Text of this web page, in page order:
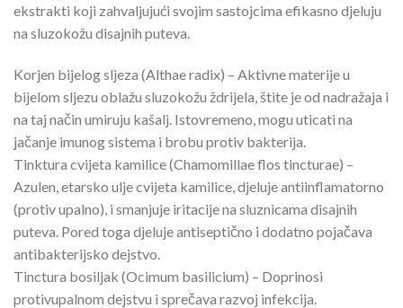
ekstrakti koji zahvaljujući svojim sastojcima efikasno djeluju
na sluzokožu disajnih puteva.
Korjen bijelog sljeza (Althae radix) – Aktivne materije u
bijelom sljezu oblažu sluzokožu ždrijela, štite je od nadražaja i
na taj način umiruju kašalj. Istovremeno, mogu uticati na
jačanje imunog sistema i brobu protiv bakterija.
Tinktura cvijeta kamilice (Chamomillae flos tincturae) –
Azulen, etarsko ulje cvijeta kamilice, djeluje antiinflamatorno
(protiv upalno), i smanjuje iritacije na sluznicama disajnih
puteva. Pored toga djeluje antiseptično i dodatno pojačava
antibakterijsko dejstvo.
Tinctura bosiljak (Ocimum basilicium) – Doprinosi
protivupalnom dejstvu i sprečava razvoj infekcija.